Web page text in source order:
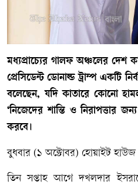
মধ্যপ্রাচ্যের গালফ অঞ্চলের দেশ
প্রেসিডেন্ট ডোনাল্ড ট্রাম্প একটি
বলেছেন, যদি কাতারে কোনো
‘নিজেদের শান্তি ও নিরাপত্তার
করবে।
বুধবার (১ অক্টোবর) হোয়াইট
তিন সপ্তাহ আগে দখলদার